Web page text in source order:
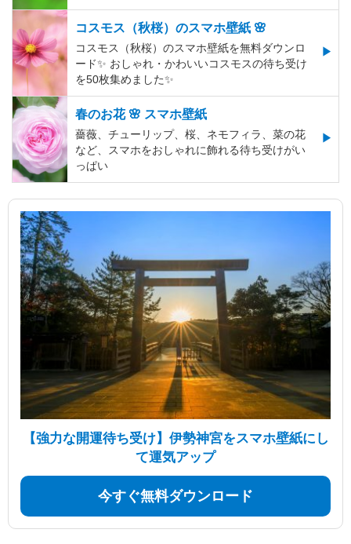
コスモス（秋桜）のスマホ壁紙 🌸
コスモス（秋桜）のスマホ壁紙を無料ダウンロ
ード✨️ おしゃれ・かわいいコスモスの待ち受け
を50枚集めました✨️
春のお花 🌸 スマホ壁紙
薔薇、チューリップ、桜、ネモフィラ、菜の花
など、スマホをおしゃれに飾れる待ち受けがい
っぱい
【強力な開運待ち受け】伊勢神宮をスマホ壁紙にし
て運気アップ
今すぐ無料ダウンロード